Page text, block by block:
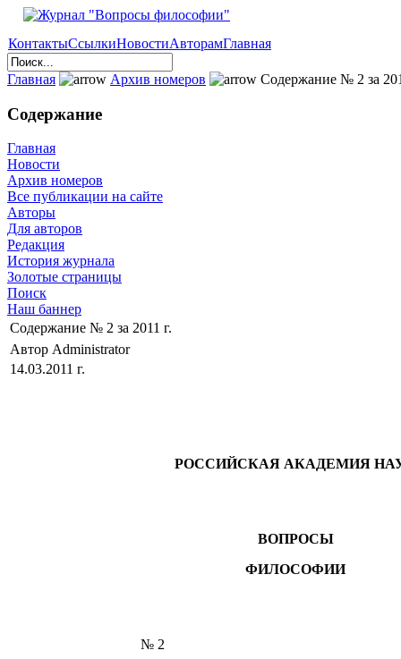
КонтактыСсылкиНовостиАвторамГлавная
Главная Архив номеров Содержание № 2 за
Содержание
Главная
Новости
Архив номеров
Все публикации на сайте
Авторы
Для авторов
Редакция
История журнала
Золотые страницы
Поиск
Наш баннер
Содержание № 2 за 2011 г.
Автор Administrator
14.03.2011 г.
РОССИЙСКАЯ АКАДЕМИЯ
ВОПРОСЫ
ФИЛОСОФИИ
№ 2